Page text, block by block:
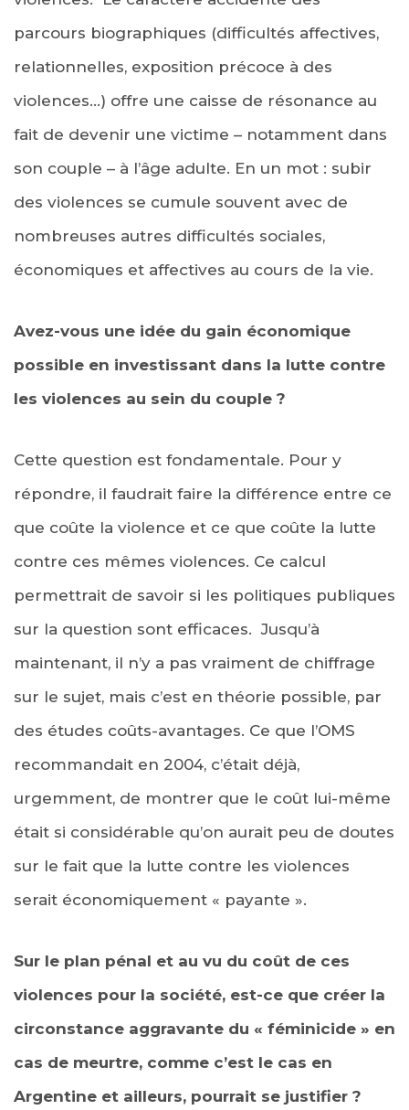
parcours biographiques (difficultés affectives,
relationnelles, exposition précoce à des
violences…) offre une caisse de résonance au
fait de devenir une victime – notamment dans
son couple – à l’âge adulte. En un mot : subir
des violences se cumule souvent avec de
nombreuses autres difficultés sociales,
économiques et affectives au cours de la vie.
Avez-vous une idée du gain économique
possible en investissant dans la lutte contre
les violences au sein du couple ?
Cette question est fondamentale. Pour y
répondre, il faudrait faire la différence entre ce
que coûte la violence et ce que coûte la lutte
contre ces mêmes violences. Ce calcul
permettrait de savoir si les politiques publiques
sur la question sont efficaces. Jusqu’à
maintenant, il n’y a pas vraiment de chiffrage
sur le sujet, mais c’est en théorie possible, par
des études coûts-avantages. Ce que l’OMS
recommandait en 2004, c’était déjà,
urgemment, de montrer que le coût lui-même
était si considérable qu’on aurait peu de doutes
sur le fait que la lutte contre les violences
serait économiquement « payante ».
Sur le plan pénal et au vu du coût de ces
violences pour la société, est-ce que créer la
circonstance aggravante du « féminicide » en
cas de meurtre, comme c’est le cas en
Argentine et ailleurs, pourrait se justifier ?